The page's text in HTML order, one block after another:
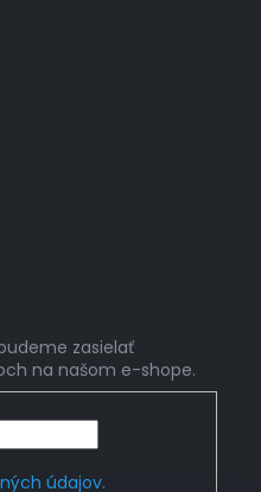
zasielať
na našom e-shope.
údajov.